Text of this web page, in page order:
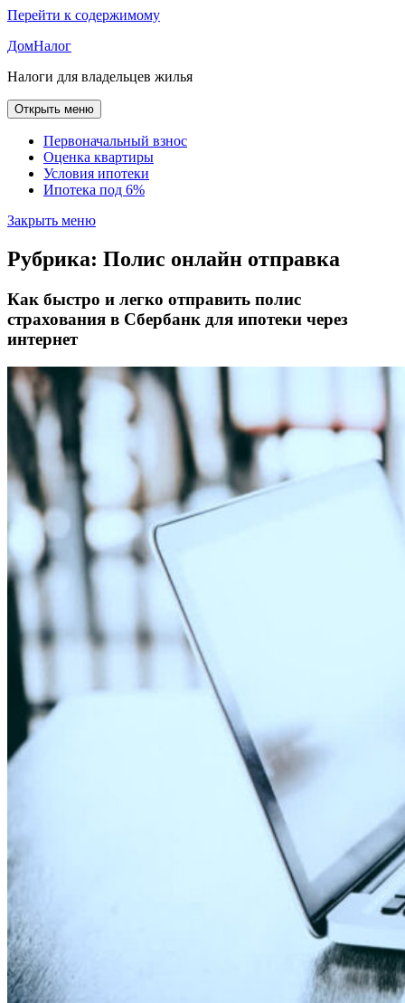
Перейти к содержимому
ДомНалог
Налоги для владельцев жилья
Открыть меню
Первоначальный взнос
Оценка квартиры
Условия ипотеки
Ипотека под 6%
Закрыть меню
Рубрика: Полис онлайн отправка
Как быстро и легко отправить полис
страхования в Сбербанк для ипотеки через
интернет